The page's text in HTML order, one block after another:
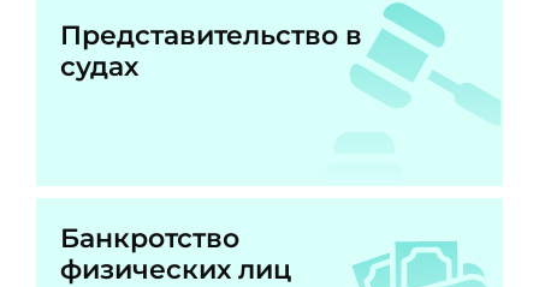
Представительство в
судах
Банкротство
физических лиц